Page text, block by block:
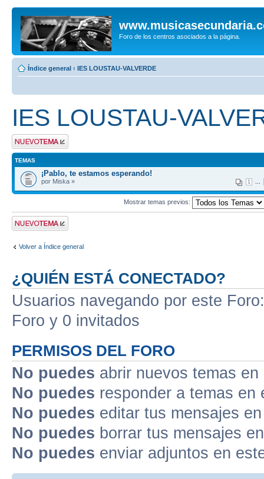
Foro de los centros asociados a la página.
Índice general ‹ IES LOUSTAU-VALVERDE
IES LOUSTAU-
Publicar un nuevo
tema
TEMAS
¡Pablo, te estamos esperando!
1
por Miska »
Mostrar temas previos:
Publicar un nuevo
tema
Volver a Índice general
¿QUIÉN ESTÁ CONECTADO?
Usuarios navegando por este
Foro y 0 invitados
PERMISOS DEL FORO
No puedes abrir nuevos temas
No puedes responder a temas en
No puedes editar tus mensajes
No puedes borrar tus mensajes
No puedes enviar adjuntos en